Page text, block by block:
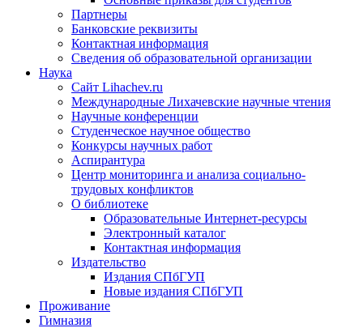
Партнеры
Банковские реквизиты
Контактная информация
Сведения об образовательной организации
Наука
Сайт Lihachev.ru
Международные Лихачевские научные чтения
Научные конференции
Студенческое научное общество
Конкурсы научных работ
Аспирантура
Центр мониторинга и анализа социально-
трудовых конфликтов
О библиотеке
Образовательные Интернет-ресурсы
Электронный каталог
Контактная информация
Издательство
Издания СПбГУП
Новые издания СПбГУП
Проживание
Гимназия